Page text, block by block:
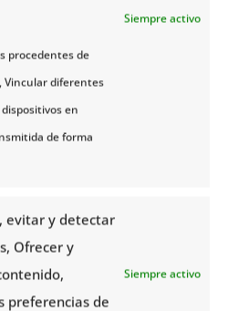
Siempre activo
procedentes de
Vincular diferentes
en
de forma
evitar y detectar
Ofrecer y
preferencias de
Siempre activo